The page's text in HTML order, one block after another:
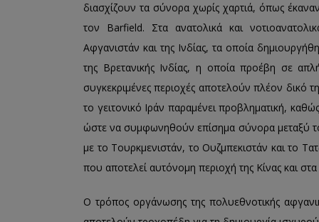
διασχίζουν τα σύνορα χωρίς χαρτιά, όπως
τον Barfield. Στα ανατολικά και
Αφγανιστάν και της Ινδίας, τα οποία
της Βρετανικής Ινδίας, η οποία προέβη σε
συγκεκριμένες περιοχές αποτελούν πλέον
το γειτονικό Ιράν παραμένει προβληματική,
ώστε να συμφωνηθούν επίσημα σύνορα μεταξύ
με το Τουρκμενιστάν, το Ουζμπεκιστάν και το
που αποτελεί αυτόνομη περιοχή της Κίνας και
Ο τρόπος οργάνωσης της πολυεθνοτικής